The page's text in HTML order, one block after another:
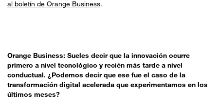
al boletín de Orange Business.
Orange Business: Sueles decir que la innovación ocurre
primero a nivel tecnológico y recién más tarde a nivel
conductual. ¿Podemos decir que ese fue el caso de la
transformación digital acelerada que experimentamos en los
últimos meses?